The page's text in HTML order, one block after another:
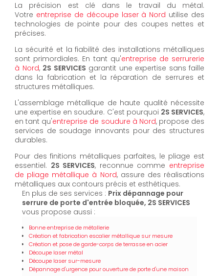
La précision est clé dans le travail du métal.
Votre entreprise de découpe laser à Nord utilise des
technologies de pointe pour des coupes nettes et
précises.
La sécurité et la fiabilité des installations métalliques
sont primordiales. En tant qu'entreprise de serrurerie
à Nord, 2S SERVICES garantit une expertise sans faille
dans la fabrication et la réparation de serrures et
structures métalliques.
L'assemblage métallique de haute qualité nécessite
une expertise en soudure. C'est pourquoi 2S SERVICES,
en tant qu'entreprise de soudure à Nord, propose des
services de soudage innovants pour des structures
durables.
Pour des finitions métalliques parfaites, le pliage est
essentiel. 2S SERVICES, reconnue comme entreprise
de pliage métallique à Nord, assure des réalisations
métalliques aux contours précis et esthétiques.
En plus de ses services : Prix dépannage pour
serrure de porte d'entrée bloquée, 2S SERVICES
vous propose aussi :
Bonne entreprise de métallerie
Création et fabrication escalier métallique sur mesure
Création et pose de garde-corps de terrasse en acier
Découpe laser métal
Découpe laser sur-mesure
Dépannage d'urgence pour ouverture de porte d'une maison